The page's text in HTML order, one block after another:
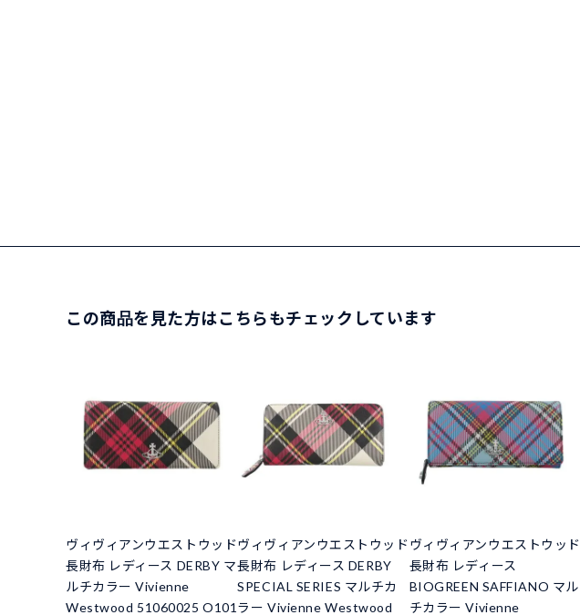
この商品を見た方はこちらもチェックしています
ヴィヴィアンウエストウッド
長財布 レディース DERBY マ
ルチカラー Vivienne
Westwood 51060025 O101
ヴィヴィアンウエストウッド
長財布 レディース DERBY
SPECIAL SERIES マルチカ
ラー Vivienne Westwood
ヴィヴィアンウエストウッド
長財布 レディース
BIOGREEN SAFFIANO マル
チカラー Vivienne